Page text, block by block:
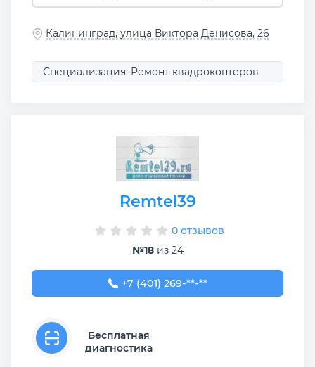
Калининград, улица Виктора Денисова, 26
Специализация: Ремонт квадрокоптеров
Remtel39
0 отзывов
№18из 24
+7 (401) 269-53-69
+7 (401) 269-**-**
Бесплатная
диагностика